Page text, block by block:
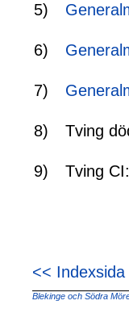
5)
6)
7)
8) Tving
9) Tving
<< Indexsida
Blekinge och Södra